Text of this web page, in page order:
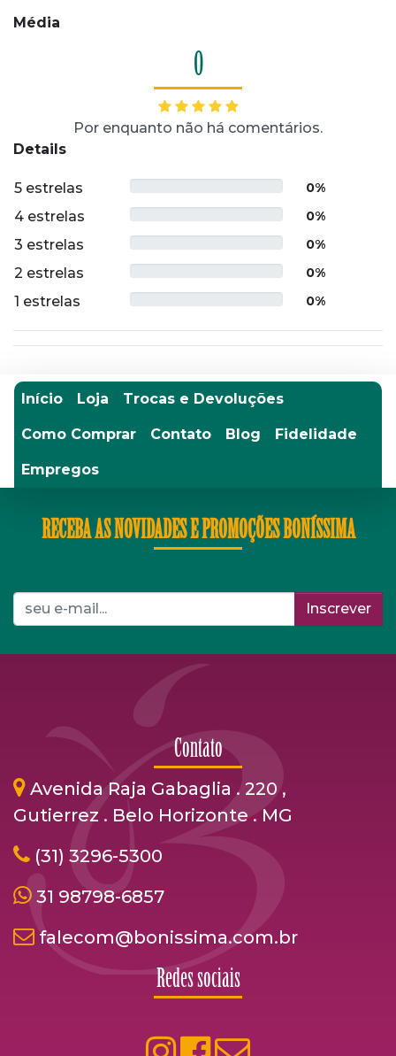
Média
0
Por enquanto não há comentários.
Details
5 estrelas 0%
4 estrelas 0%
3 estrelas 0%
2 estrelas 0%
1 estrelas 0%
Início Loja Trocas e Devoluções
Como Comprar Contato Blog Fidelidade
Empregos
RECEBA AS NOVIDADES E PROMOÇÕES BONÍSSIMA
Inscrever
Contato
Avenida Raja Gabaglia . 220 ,
Gutierrez . Belo Horizonte . MG
(31) 3296-5300
31 98798-6857
falecom@bonissima.com.br
Redes sociais